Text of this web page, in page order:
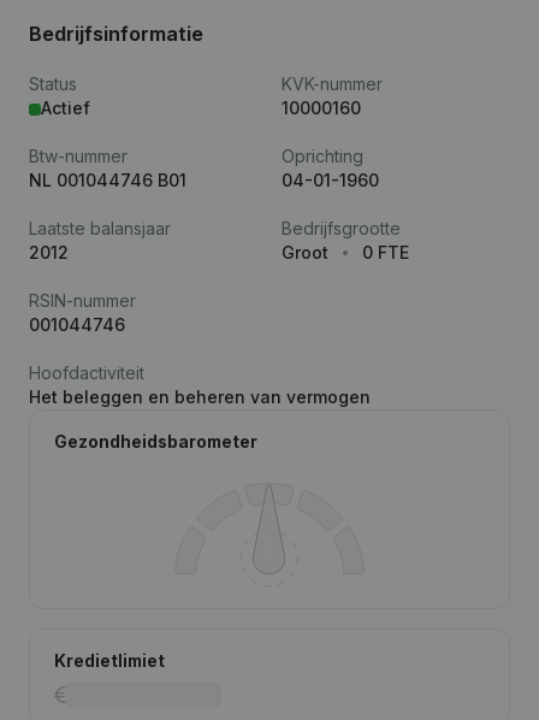
Bedrijfsinformatie
Status
Actief
KVK-nummer
10000160
Btw-nummer
NL 001044746 B01
Oprichting
04-01-1960
Laatste balansjaar
2012
Bedrijfsgrootte
Groot
0 FTE
RSIN-nummer
001044746
Hoofdactiviteit
Het beleggen en beheren van vermogen
Gezondheidsbarometer
Kredietlimiet